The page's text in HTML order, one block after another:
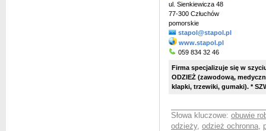
ul. Sienkiewicza 48
77-300 Człuchów
pomorskie
stapol@stapol.pl
www.stapol.pl
059 834 32 46
Firma specjalizuje się w
ODZIEŻ (zawodową,
klapki, trzewiki, gumaki). *
Słowa kluczowe: obuwie
odzieży, odzież ochronna,